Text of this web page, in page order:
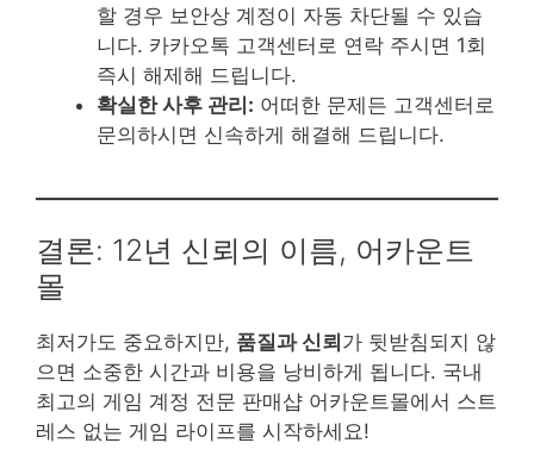
할 경우 보안상 계정이 자동 차단될 수 있습
니다. 카카오톡 고객센터로 연락 주시면 1회
즉시 해제해 드립니다.
확실한 사후 관리: 어떠한 문제든 고객센터로
문의하시면 신속하게 해결해 드립니다.
결론: 12년 신뢰의 이름, 어카운트
몰
최저가도 중요하지만, 품질과 신뢰가 뒷받침되지 않
으면 소중한 시간과 비용을 낭비하게 됩니다. 국내
최고의 게임 계정 전문 판매샵 어카운트몰에서 스트
레스 없는 게임 라이프를 시작하세요!